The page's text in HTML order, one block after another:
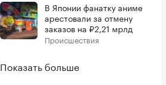
В Японии фанатку аниме
арестовали за отмену
заказов на ₽2,21 мрлд
Происшествия
Показать больше